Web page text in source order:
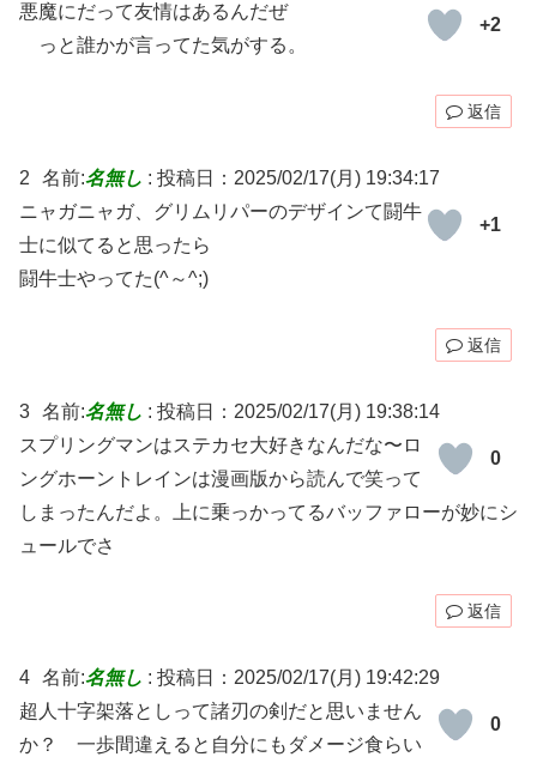
+2
悪魔にだって友情はあるんだぜ
っと誰かが言ってた気がする。
返信
2 名前:名無し : 投稿日：2025/02/17(月) 19:34:17
+1
ニャガニャガ、グリムリパーのデザインて闘牛
士に似てると思ったら
闘牛士やってた(⁠^⁠～⁠^⁠;⁠)⁠
返信
3 名前:名無し : 投稿日：2025/02/17(月) 19:38:14
0
スプリングマンはステカセ大好きなんだな〜ロ
ングホーントレインは漫画版から読んで笑って
しまったんだよ。上に乗っかってるバッファローが妙にシ
ュールでさ
返信
4 名前:名無し : 投稿日：2025/02/17(月) 19:42:29
0
超人十字架落としって諸刃の剣だと思いません
か？ 一歩間違えると自分にもダメージ食らい